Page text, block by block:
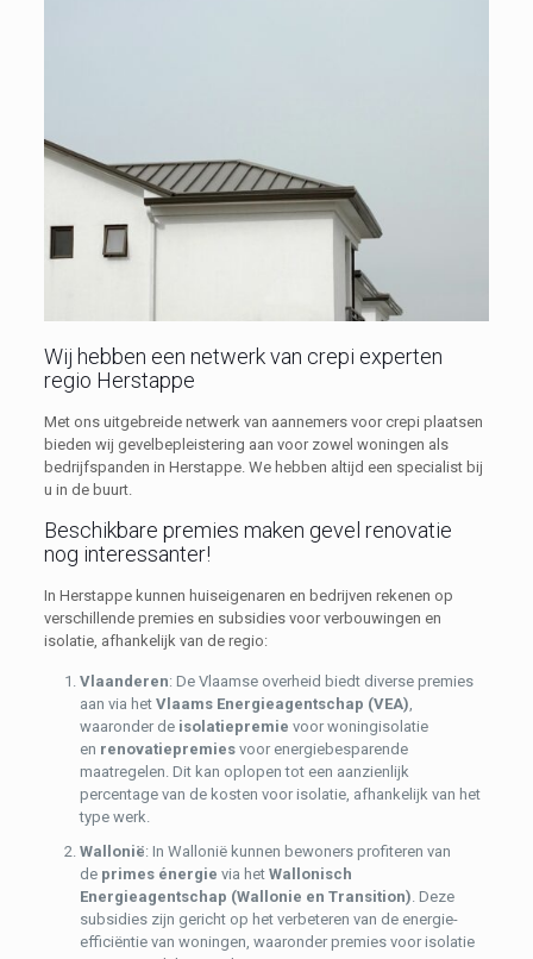
Wij hebben een netwerk van crepi experten
regio Herstappe
Met ons uitgebreide netwerk van aannemers voor crepi plaatsen
bieden wij gevelbepleistering aan voor zowel woningen als
bedrijfspanden in Herstappe. We hebben altijd een specialist bij
u in de buurt.
Beschikbare premies maken gevel renovatie
nog interessanter!
In Herstappe kunnen huiseigenaren en bedrijven rekenen op
verschillende premies en subsidies voor verbouwingen en
isolatie, afhankelijk van de regio:
Vlaanderen: De Vlaamse overheid biedt diverse premies
aan via het Vlaams Energieagentschap (VEA),
waaronder de isolatiepremie voor woningisolatie
en renovatiepremiesvoor energiebesparende
maatregelen. Dit kan oplopen tot een aanzienlijk
percentage van de kosten voor isolatie, afhankelijk van het
type werk.
Wallonië: In Wallonië kunnen bewoners profiteren van
de primes énergie via het Wallonisch
Energieagentschap (Wallonie en Transition). Deze
subsidies zijn gericht op het verbeteren van de energie-
efficiëntie van woningen, waaronder premies voor isolatie